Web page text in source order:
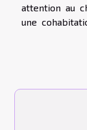
attention au
une